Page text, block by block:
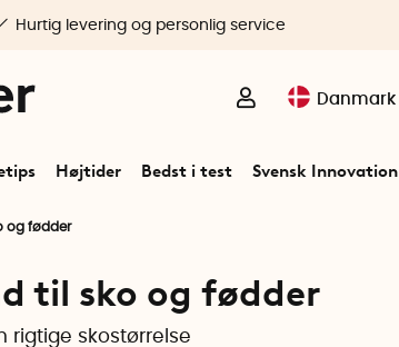
Danmark
Højtider Bedst i test Svensk Innovation
Hurtig levering og personlig service
og fødder
til sko og fødder
rigtige skostørrelse